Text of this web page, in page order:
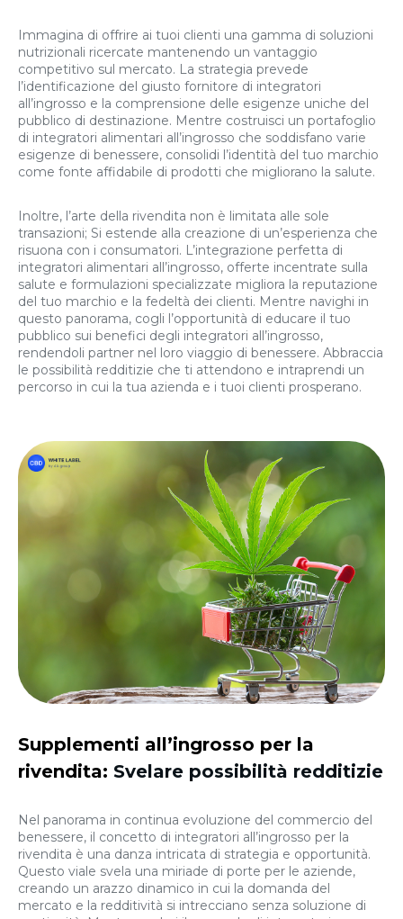
Immagina di offrire ai tuoi clienti una gamma di soluzioni
nutrizionali ricercate mantenendo un vantaggio
competitivo sul mercato. La strategia prevede
l’identificazione del giusto fornitore di integratori
all’ingrosso e la comprensione delle esigenze uniche del
pubblico di destinazione. Mentre costruisci un portafoglio
di integratori alimentari all’ingrosso che soddisfano varie
esigenze di benessere, consolidi l’identità del tuo marchio
come fonte affidabile di prodotti che migliorano la salute.
Inoltre, l’arte della rivendita non è limitata alle sole
transazioni; Si estende alla creazione di un’esperienza che
risuona con i consumatori. L’integrazione perfetta di
integratori alimentari all’ingrosso, offerte incentrate sulla
salute e formulazioni specializzate migliora la reputazione
del tuo marchio e la fedeltà dei clienti. Mentre navighi in
questo panorama, cogli l’opportunità di educare il tuo
pubblico sui benefici degli integratori all’ingrosso,
rendendoli partner nel loro viaggio di benessere. Abbraccia
le possibilità redditizie che ti attendono e intraprendi un
percorso in cui la tua azienda e i tuoi clienti prosperano.
Supplementi all’ingrosso per la
rivendita: Svelare possibilità redditizie
Nel panorama in continua evoluzione del commercio del
benessere, il concetto di integratori all’ingrosso per la
rivendita è una danza intricata di strategia e opportunità.
Questo viale svela una miriade di porte per le aziende,
creando un arazzo dinamico in cui la domanda del
mercato e la redditività si intrecciano senza soluzione di